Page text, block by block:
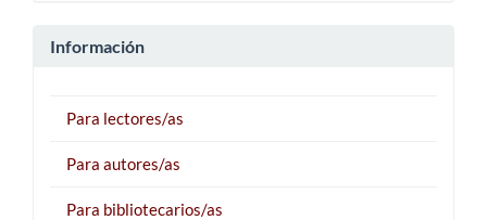
Información
Para lectores/as
Para autores/as
Para bibliotecarios/as